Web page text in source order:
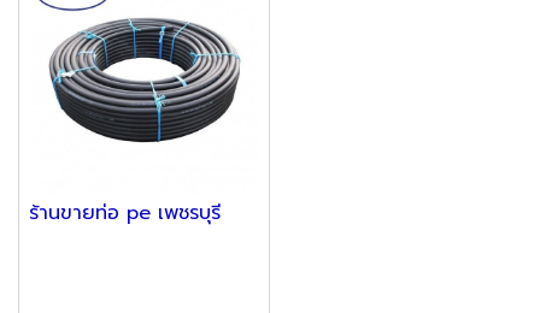
ร้านขายท่อ pe เพชรบุรี